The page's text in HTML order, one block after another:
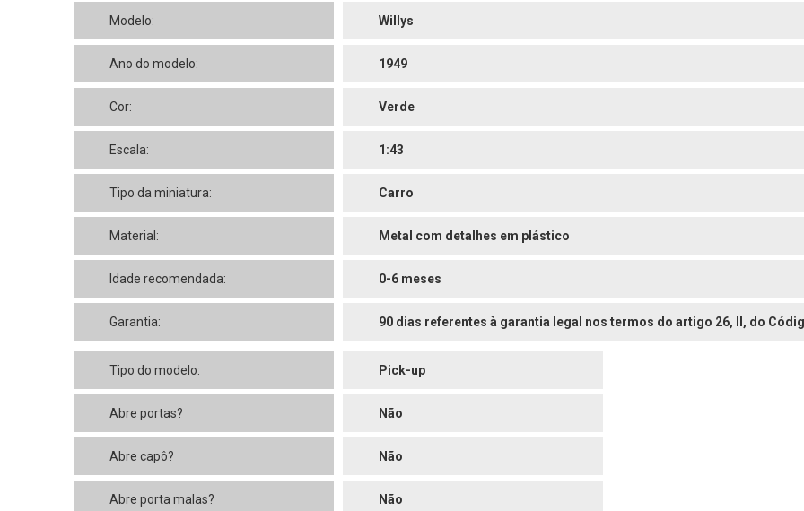
Modelo: Willys
Ano do modelo: 1949
Cor: Verde
Escala: 1:43
Tipo da miniatura: Carro
Material: Metal com detalhes em plástico
Idade recomendada: 0-6 meses
Garantia: 90 dias referentes à garantia legal nos termos do artigo 26, II, do
Tipo do modelo: Pick-up
Abre portas? Não
Abre capô? Não
Abre porta malas? Não